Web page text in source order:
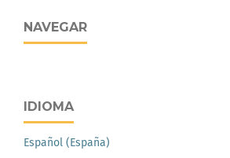
NAVEGAR
IDIOMA
Español (España)